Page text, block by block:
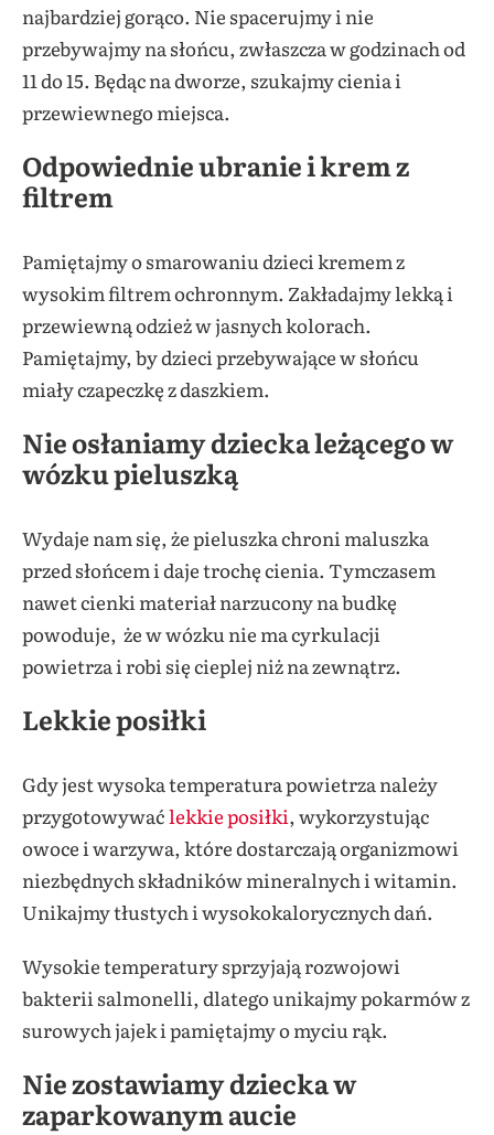
najbardziej gorąco. Nie spacerujmy i nie
przebywajmy na słońcu, zwłaszcza w godzinach od
11 do 15. Będąc na dworze, szukajmy cienia i
przewiewnego miejsca.
Odpowiednie ubranie i krem z
filtrem
Pamiętajmy o smarowaniu dzieci kremem z
wysokim filtrem ochronnym. Zakładajmy lekką i
przewiewną odzież w jasnych kolorach.
Pamiętajmy, by dzieci przebywające w słońcu
miały czapeczkę z daszkiem.
Nie osłaniamy dziecka leżącego w
wózku pieluszką
Wydaje nam się, że pieluszka chroni maluszka
przed słońcem i daje trochę cienia. Tymczasem
nawet cienki materiał narzucony na budkę
powoduje, że w wózku nie ma cyrkulacji
powietrza i robi się cieplej niż na zewnątrz.
Lekkie posiłki
Gdy jest wysoka temperatura powietrza należy
przygotowywaćlekkie posiłki, wykorzystując
owoce i warzywa, które dostarczają organizmowi
niezbędnych składników mineralnych i witamin.
Unikajmy tłustych i wysokokalorycznych dań.
Wysokie temperatury sprzyjają rozwojowi
bakterii salmonelli, dlatego unikajmy pokarmów z
surowych jajek i pamiętajmy o myciu rąk.
Nie zostawiamy dziecka w
zaparkowanym aucie